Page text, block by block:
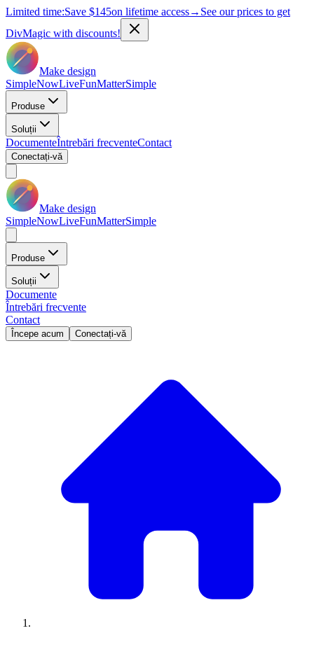
Limited time:Save $145on lifetime access→ See our prices to get
DivMagic with discounts!
Make design
SimpleNowLiveFunMatterSimple
Produse
Soluții
DocumenteÎntrebări frecventeContact
Conectați-vă
Make design
SimpleNowLiveFunMatterSimple
Produse
Soluții
Documente
Întrebări frecvente
Contact
Începe acum Conectați-vă